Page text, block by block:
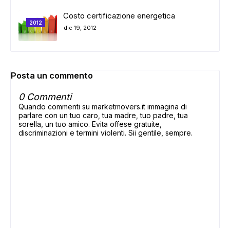
2012
Costo certificazione energetica
dic 19, 2012
Posta un commento
0 Commenti
Quando commenti su marketmovers.it immagina di
parlare con un tuo caro, tua madre, tuo padre, tua
sorella, un tuo amico. Evita offese gratuite,
discriminazioni e termini violenti. Sii gentile, sempre.